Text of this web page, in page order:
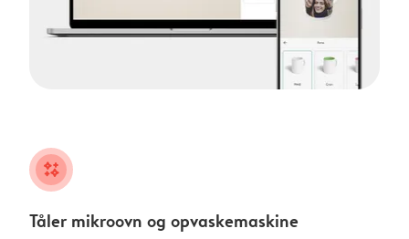
night
Tåler mikroovn og opvaskemaskine